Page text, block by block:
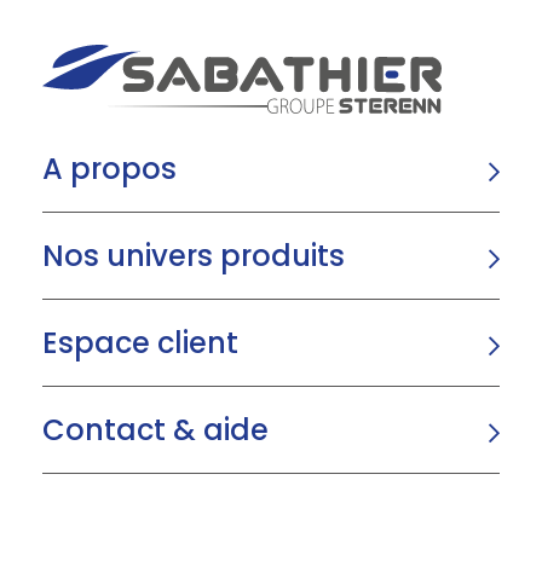
A propos
Nos univers produits
Espace client
Contact & aide